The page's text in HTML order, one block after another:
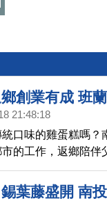
創業有成 班
21:48:18
口味的雞蛋糕嗎
市的工作，返鄉陪
入有「東南亞香料
年多，已經受到不少
葉藤盛開 南